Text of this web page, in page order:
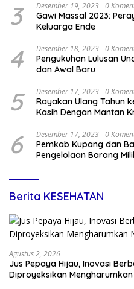
3 Desember 19, 2023 0
Gawi Massal 2023:
Keluarga Ende
4 Desember 18, 2023 0
Pengukuhan Lulusan
dan Awal Baru
5 Desember 17, 2023 0
Rayakan Ulang Tahun
Kasih Dengan Mantan
6 Desember 17, 2023 0
Pemkab Kupang dan
Pengelolaan Barang
Berita KESEHATAN
Agustus 2, 2026
Jus Pepaya Hijau, Inovasi
Diproyeksikan